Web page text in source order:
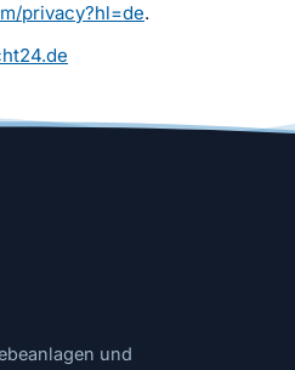
privacy?hl=de.
und